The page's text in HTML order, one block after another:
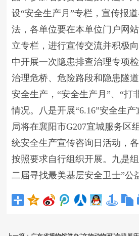
设“安全生产月”专栏，宣传报
法，各单位要在本单位门户网
立专栏，进行宣传交流并积极
中开展一次隐患排查治理专项
治理危桥、危险路段和隐患隧
安全生产，“安全生产月”、“打
情况。八是开展“6.16”安全生
局将在襄阳市G207宜城服务区
统安全生产宣传咨询日活动，
按照要求自行组织开展。九是
二届寻找最美基层安全卫士”公